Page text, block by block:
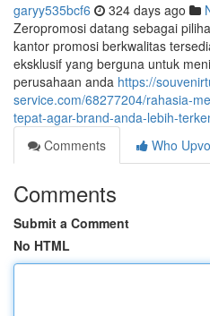
garyy535bcf6 324 days ago
Zeropromosi datang sebagai
kantor promosi berkwalitas
eksklusif yang berguna untuk
perusahaan anda https://
service.com/68277204/rahasia-
tepat-agar-brand-anda-lebih-
Comments
Who
Comments
Submit a Comment
No HTML